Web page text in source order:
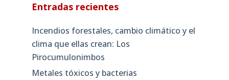
Entradas recientes
Incendios forestales, cambio climático y el
clima que ellas crean: Los
Pirocumulonimbos
Metales tóxicos y bacterias